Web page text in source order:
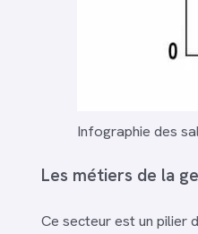
Infographie des
Les métiers de la
Ce secteur est un pilier